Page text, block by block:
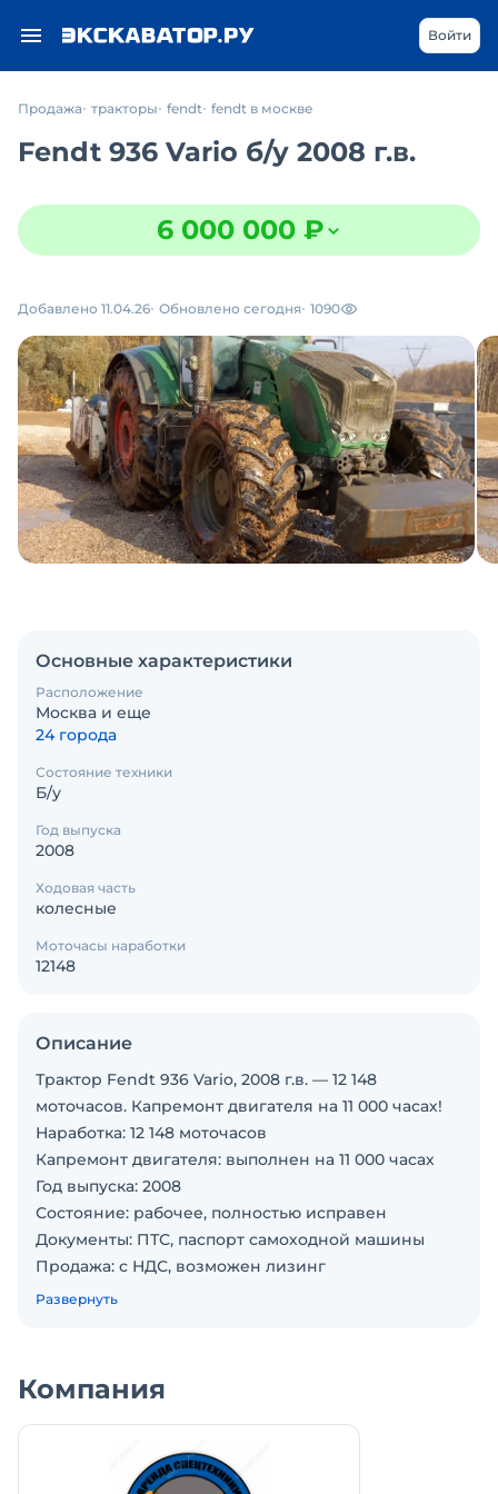
Войти
Продажа тракторы fendt fendt в москве
Fendt 936 Vario б/у 2008 г.в.
6 000 000 ₽
Добавлено 11.04.26 Обновлено сегодня 1090
Основные характеристики
Расположение
Москва и еще
24 города
Состояние техники
Б/у
Год выпуска
2008
Ходовая часть
колесные
Моточасы наработки
12148
Описание
Трактор Fendt 936 Vario, 2008 г.в. — 12 148
моточасов. Капремонт двигателя на 11 000 часах!
Наработка: 12 148 моточасов
Капремонт двигателя: выполнен на 11 000 часах
Год выпуска: 2008
Состояние: рабочее, полностью исправен
Документы: ПТС, паспорт самоходной машины
Продажа: с НДС, возможен лизинг
Главное преимущество — двигатель практически
значит, после капремонта мотор отработал всего 1
148 часов.
Двигатель как новый — ресурс практически не
Развернуть
Компания